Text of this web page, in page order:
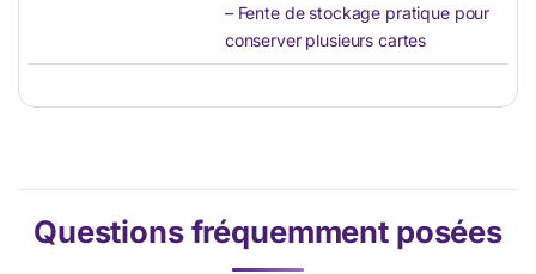
– Fente de stockage pratique pour
conserver plusieurs cartes
Questions fréquemment posées